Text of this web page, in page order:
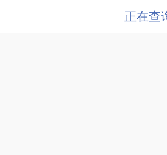
正在查